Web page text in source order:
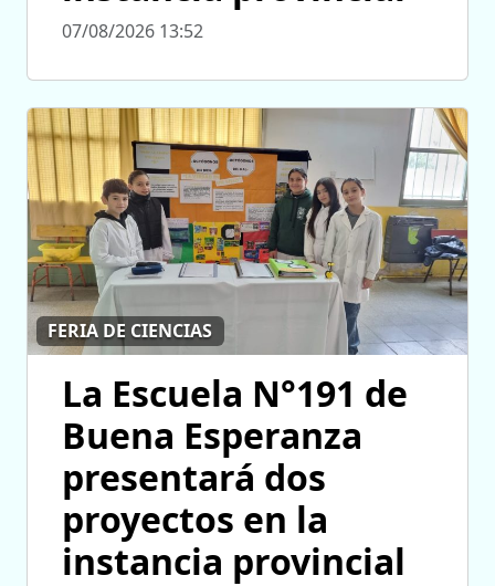
07/08/2026 13:52
FERIA DE CIENCIAS
La Escuela N°191 de
Buena Esperanza
presentará dos
proyectos en la
instancia provincial